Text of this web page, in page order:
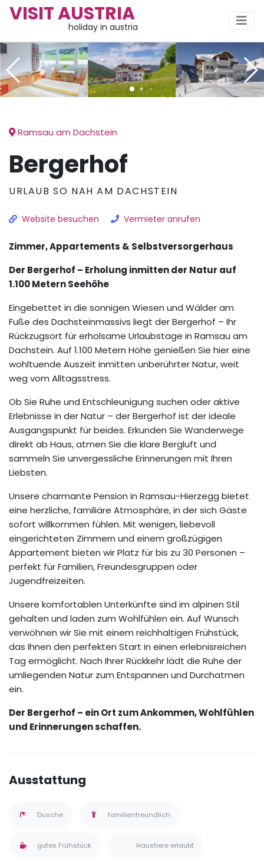
VISIT AUSTRIA
holiday in austria
Ramsau am Dachstein
Bergerhof
URLAUB SO NAH AM DACHSTEIN
Website besuchen Vermieter anrufen
Zimmer, Appartements & Selbstversorgerhaus
Der Bergerhof – Erholung inmitten der Natur auf
1.100 Metern Seehöhe
Eingebettet in die sonnigen Wiesen und Wälder am
Fuße des Dachsteinmassivs liegt der Bergerhof – Ihr
Rückzugsort für erholsame Urlaubstage in Ramsau am
Dachstein. Auf 1.100 Metern Höhe genießen Sie hier eine
wohltuende Auszeit inmitten unberührter Natur, weit
weg vom Alltagsstress.
Ob Sie Ruhe und Entschleunigung suchen oder aktive
Erlebnisse in der Natur – der Bergerhof ist der ideale
Ausgangspunkt für beides. Erkunden Sie Wanderwege
direkt ab Haus, atmen Sie die klare Bergluft und
sammeln Sie unvergessliche Erinnerungen mit Ihren
Liebsten.
Unsere charmante Pension in Ramsau-Hierzegg bietet
eine herzliche, familiäre Atmosphäre, in der sich Gäste
sofort willkommen fühlen. Mit wenigen, liebevoll
eingerichteten Zimmern und einem großzügigen
Appartement bieten wir Platz für bis zu 30 Personen –
perfekt für Familien, Freundesgruppen oder
Jugendfreizeiten.
Unsere komfortablen Unterkünfte sind im alpinen Stil
gehalten und laden zum Wohlfühlen ein. Auf Wunsch
verwöhnen wir Sie mit einem reichhaltigen Frühstück,
das Ihnen den perfekten Start in einen erlebnisreichen
Tag ermöglicht. Nach Ihrer Rückkehr lädt die Ruhe der
umliegenden Natur zum Entspannen und Durchatmen
ein.
Der Bergerhof – ein Ort zum Ankommen, Wohlfühlen
und Erinnerungen schaffen.
Ausstattung
Dusche familienfreundlich
gutes Frühstück Haustiere erlaubt